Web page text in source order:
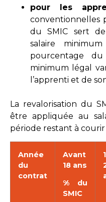
pour les
conventionnelles
du SMIC sert
salaire
pourcentage
minimum légal
l’apprenti et de
La revalorisation du
être appliquée au
période restant à
Année
du
contrat
Avant
18 ans
% du
SMIC